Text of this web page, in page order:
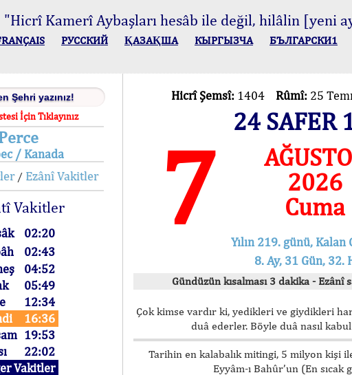
"Hicrî Kamerî Aybaşları hesâb ile değil, hilâlin [yeni
РУССКИЙ ҚАЗАҚША КЫPГЫЗЧA БЪЛГАРСКИ1
İçin Tıklayınız
/ Kanada
/ Ezânî Vakitler
Vakitler
02:20
02:43
04:52
05:49
12:34
16:36
19:53
22:02
Vakitler
Hicrî Şemsî: 1404 Rûmî: 25
24 SAFER
7
2026
Cuma
Yılın 219. günü, Kalan
8. Ay, 31 Gün, 32.
Gündüzün kısalması 3 dakika - Ezânî
Çok kimse vardır ki, yedikleri ve giydikleri
duâ ederler. Böyle duâ nasıl
Tarihin en kalabalık mitingi, 5 milyon kişi
Eyyâm-ı Bahûr’un (En